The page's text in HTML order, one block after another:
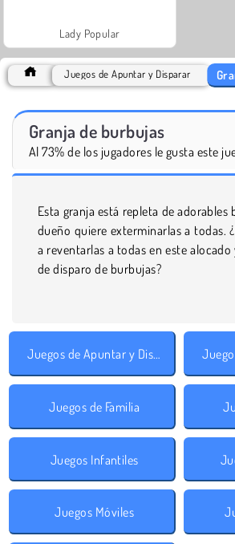
Lady Popular
Juegos de Apuntar y Disparar
Granja de burbujas
Al 73% de los jugadores le gusta este
Esta granja está repleta de adorables
dueño quiere exterminarlas a todas.
a reventarlas a todas en este
de disparo de burbujas?
Juegos de Apuntar y Disparar
Juegos de Familia
Juegos Infantiles
Juegos Móviles